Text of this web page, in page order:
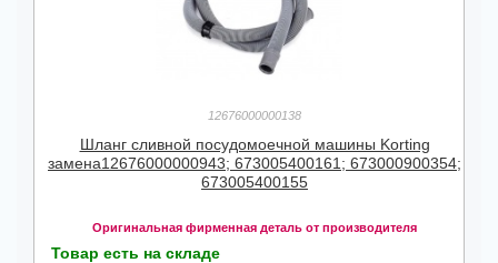
12676000000138
Шланг сливной посудомоечной машины Korting
замена12676000000943; 673005400161; 673000900354;
673005400155
Оригинальная фирменная деталь от производителя
Товар есть на складе